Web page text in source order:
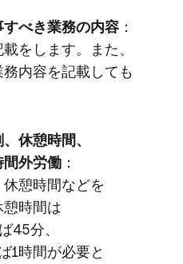
すべき業務の​内容 ：
を​します。​また、​
内容を​記載しても​
休憩時間、​
間外労働 ：
憩時間などを​
時間は​
​45分、​
​1時間が​必要と​